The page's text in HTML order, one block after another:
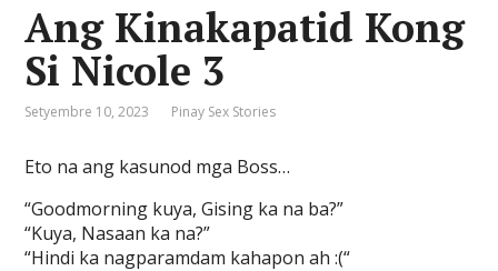
Ang Kinakapatid Kong
Si Nicole 3
Setyembre 10, 2023 Pinay Sex Stories
Eto na ang kasunod mga Boss…
“Goodmorning kuya, Gising ka na ba?”
“Kuya, Nasaan ka na?”
“Hindi ka nagparamdam kahapon ah :(“